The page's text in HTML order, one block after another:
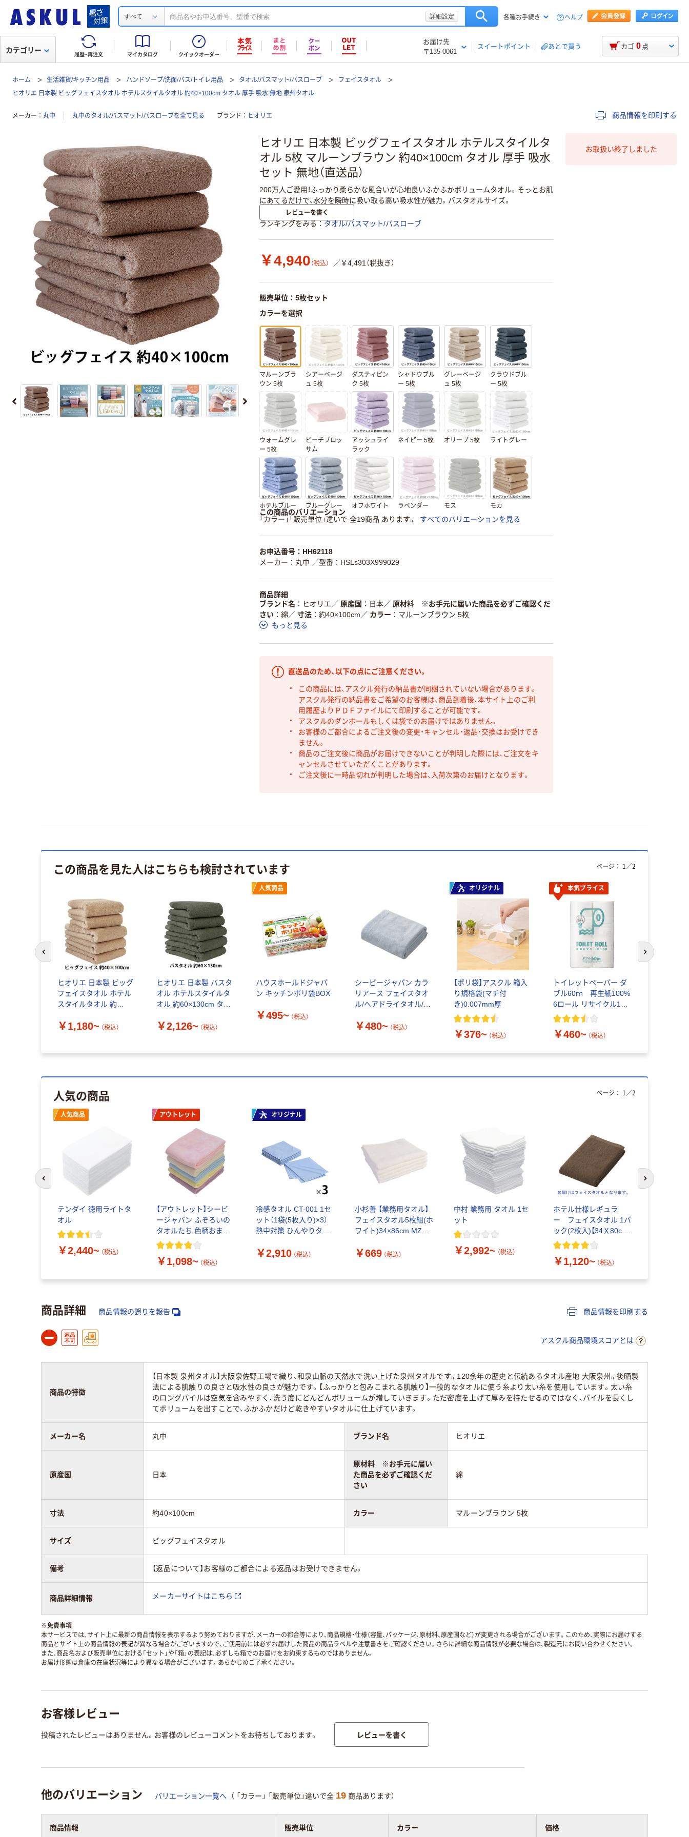
すべて 詳細設定 各種お手続き ヘルプ
履歴・再注文 マイカタログ クイックオーダー
お届け先
〒135-0061
スイートポイント あとで買う
カテゴリー カゴ 0 点
ホーム 生活雑貨/キッチン用品 ハンドソープ/洗面/バス/トイレ用品 タオル/バスマット/バスローブ
フェイスタオル
ヒオリエ 日本製 ビッグフェイスタオル ホテルスタイルタオル 約40×100cm タオル 厚手 吸水 無地 泉州タオル
メーカー 丸中 丸中のタオル/バスマット/バスローブを全て見る ブランド ヒオリエ 商品情報を印刷する
ヒオリエ 日本製 ビッグフェイスタオル ホテルスタイルタ
オル 5枚 マルーンブラウン 約40×100cm タオル 厚手 吸水
セット 無地（直送品）
200万人ご愛用！ふっかり柔らかな風合いが心地良いふかふかボリュームタオル。そっとお肌
にあてるだけで、水分を瞬時に吸い取る高い吸水性が魅力。バスタオルサイズ。
レビューを書く
ランキングをみる タオル/バスマット/バスローブ
￥4,940 （税込） ／￥4,491（税抜き）
販売単位：5枚セット
カラーを選択
マルーンブラ
ウン 5枚
シアーベージ
ュ 5枚
ダスティピン
ク 5枚
シャドウブル
ー 5枚
グレーベージ
ュ 5枚
クラウドブル
ー 5枚
ウォームグレ
ー 5枚
ピーチブロッ
サム
アッシュライ
ラック
ネイビー 5枚 オリーブ 5枚 ライトグレー
ホテルブルー ブルーグレー オフホワイト ラベンダー モス モカ
この商品のバリエーション
「カラー」「販売単位」違いで 全19商品 あります。
すべてのバリエーションを見る
お申込番号：HH62118
メーカー：丸中 ／型番：HSLs303X999029
商品詳細
ブランド名
ヒオリエ ／ 原産国 日本／ 原材料 ※お手元に届いた商品を必ずご確認くだ
さい
綿 ／ 寸法 約40×100cm ／ カラー
マルーンブラウン 5枚
もっと見る
直送品のため、以下の点にご注意ください。
この商品には、アスクル発行の納品書が同梱されていない場合があります。
アスクル発行の納品書をご希望のお客様は、商品到着後、本サイト上のご利
用履歴よりＰＤＦファイルにて印刷することが可能です。
アスクルのダンボールもしくは袋でのお届けではありません。
お客様のご都合によるご注文後の変更・キャンセル・返品・交換はお受けでき
ません。
商品のご注文後に商品がお届けできないことが判明した際には、ご注文をキ
ャンセルさせていただくことがあります。
ご注文後に一時品切れが判明した場合は、入荷次第のお届けとなります。
お取扱い終了しました
この商品を見た人はこちらも検討されています
ヒオリエ 日本製 ビッグ
フェイスタオル ホテル
スタイルタオル 約
吸水 無地 泉州タオル
￥1,180~ （税込）
ヒオリエ 日本製 バスタ
オル ホテルスタイルタ
オル 約60×130cm タオ
タオル
￥2,126~ （税込）
人気商品
ハウスホールドジャパ
ン キッチンポリ袋BOX
￥495~ （税込）
シービージャパン カラ
リアース フェイスタオ
ル/ヘアドライタオル/バ
イクロファイバー 速乾
￥480~ （税込）
オリジナル
【ポリ袋】アスクル 箱入
り規格袋(マチ付
き)0.007mm厚
￥376~ （税込）
本気プライス
トイレットペーパー ダ
ブル60ｍ 再生紙100%
6ロール リサイクル100
芯あり FSC認証
￥460~ （税込）
ページ： 1 ／2
前のスライドへ 次のスライド
人気の商品
人気商品
テンダイ 徳用ライトタ
オル
￥2,440~ （税込）
アウトレット
【アウトレット】シービ
ージャパン ふぞろいの
タオルたち 色柄おまか
せ1セット（5枚入）
￥1,098~ （税込）
オリジナル
冷感タオル CT-001 1セ
ット（1袋(5枚入り)×3）
熱中対策 ひんやりタオ
藤忠リーテイルリンク
￥2,910 （税込）
小杉善 【業務用タオル】
フェイスタオル5枚組(ホ
ワイト)34×86cm MZG-
（直送品）
￥669 （税込）
中村 業務用 タオル 1セ
ット
￥2,992~ （税込）
ホテル仕様レギュラ
ー フェイスタオル 1パ
ック(2枚入)【34Ｘ80cm】
【薄めのホテル仕様】
￥1,120~ （税込）
ページ： 1 ／2
前のスライドへ 次のスライド
商品詳細 商品情報の誤りを報告 商品情報を印刷する
アスクル商品環境スコアとは
商品の特徴
【日本製 泉州タオル】大阪泉佐野工場で織り、和泉山脈の天然水で洗い上げた泉州タオルです。120余年の歴史と伝統あるタオル産地 大阪泉州。後晒製
法による肌触りの良さと吸水性の良さが魅力です。【ふっかりと包みこまれる肌触り】一般的なタオルに使う糸より太い糸を使用しています。太い糸
のロングパイルは空気を含みやすく、洗う度にどんどんボリュームが増していきます。ただ密度を上げて厚みを持たせるのではなく、パイルを長くし
てボリュームを出すことで、ふかふかだけど乾きやすいタオルに仕上げています。
メーカー名 丸中 ブランド名 ヒオリエ
原産国 日本
原材料 ※お手元に届い
た商品を必ずご確認くだ
さい
綿
寸法 約40×100cm カラー マルーンブラウン 5枚
サイズ ビッグフェイスタオル
備考 【返品について】お客様のご都合による返品はお受けできません。
商品詳細情報 メーカーサイトはこちら
※免責事項
本サービスでは、サイト上に最新の商品情報を表示するよう努めておりますが、メーカーの都合等により、商品規格・仕様（容量、パッケージ、原材料、原産国など）が変更される場合がございます。このため、実際にお届けする
商品とサイト上の商品情報の表記が異なる場合がございますので、ご使用前には必ずお届けした商品の商品ラベルや注意書きをご確認ください。さらに詳細な商品情報が必要な場合は、製造元にお問い合わせください。
また、商品名および販売単位における「セット」や「箱」の表記は、必ずしも箱でのお届けをお約束するものではありません。
お届け形態は倉庫の在庫状況等により異なる場合がございます。あらかじめご了承ください。
お客様レビュー
投稿されたレビューはありません。お客様のレビューコメントをお待ちしております。 レビューを書く
他のバリエーション バリエーション一覧へ （ 「カラー」 「販売単位」違いで全 19 商品あります）
商品情報 販売単位 カラー 価格